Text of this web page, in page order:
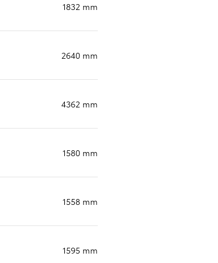
1832 mm
2640 mm
4362 mm
1580 mm
1558 mm
1595 mm